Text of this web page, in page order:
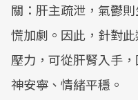
關：肝主疏泄，氣鬱
慌加劇。因此，針對
壓力，可從肝腎入手
神安寧、情緒平穩。